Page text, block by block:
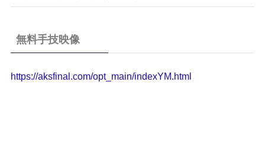
無料手技映像
https://aksfinal.com/opt_main/indexYM.html